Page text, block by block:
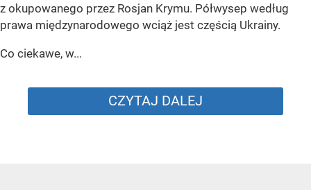
z okupowanego przez Rosjan Krymu. Półwysep według
prawa międzynarodowego wciąż jest częścią Ukrainy.
Co ciekawe, w...
CZYTAJ DALEJ